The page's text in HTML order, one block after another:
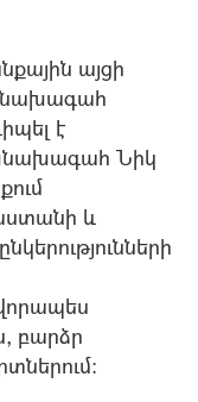
այցի
նախագահ
է
Նիկ
և
բարձր